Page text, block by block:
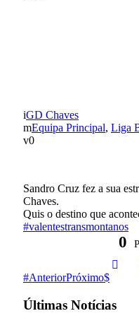
GD Chaves
Equipa Principal, Liga
0
Sandro Cruz fez a sua
Chaves.
Quis o destino que
#valentestransmontanos
0
AnteriorPróximo
Últimas Notícias